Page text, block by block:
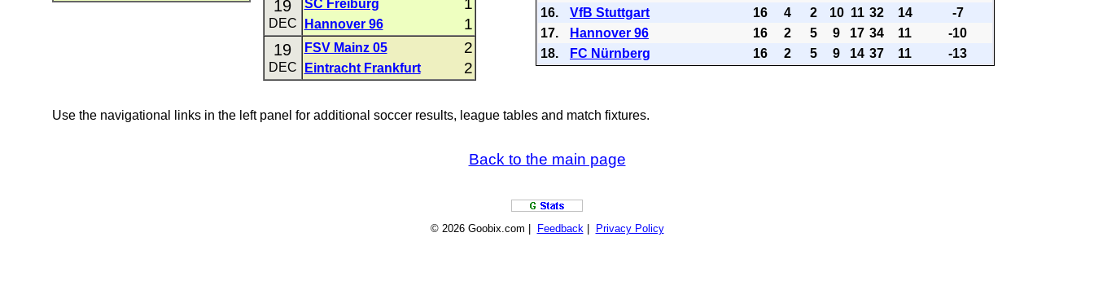
19
DEC
SC Freiburg 1
Hannover 96 1
19
DEC
FSV Mainz 05 2
Eintracht Frankfurt 2
16.
VfB Stuttgart 16 4 2 10 11 32 14
-7
17.
Hannover 96 16 2 5 9 17 34 11
-10
18.
FC Nürnberg 16 2 5 9 14 37 11 -13
Use the navigational links in the left panel for additional soccer results, league tables and match fixtures.
Back to the main page
© 2026 Goobix.com | Feedback| Privacy Policy